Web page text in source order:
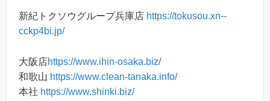
新紀トクソウグループ兵庫店 https://tokusou.xn--
cckp4bi.jp/
大阪店https://www.ihin-osaka.biz/
和歌山 https://www.clean-tanaka.info/
本社 https://www.shinki.biz/